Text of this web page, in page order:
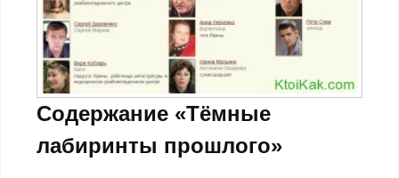
Содержание «Тёмные
лабиринты прошлого»